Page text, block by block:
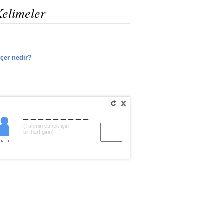
nedir?
(Tahmin etmek için
bir harf girin)